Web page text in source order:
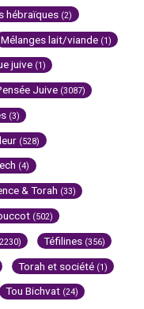
hébraïques (2)
Mélanges lait/viande (1)
juive (1)
Juive (3087)
(3)
(528)
(4)
& Torah (33)
(502)
Téfilines (356)
Torah et société (1)
Tou Bichvat (24)